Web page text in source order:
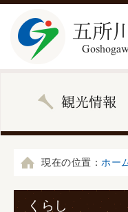
現在の位置： ホー
くらし